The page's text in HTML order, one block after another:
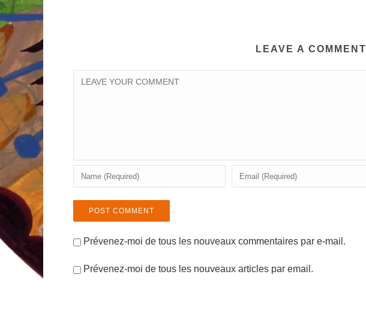
LEAVE A COMMENT
Prévenez-moi de tous les nouveaux commentaires par e-mail.
Prévenez-moi de tous les nouveaux articles par email.